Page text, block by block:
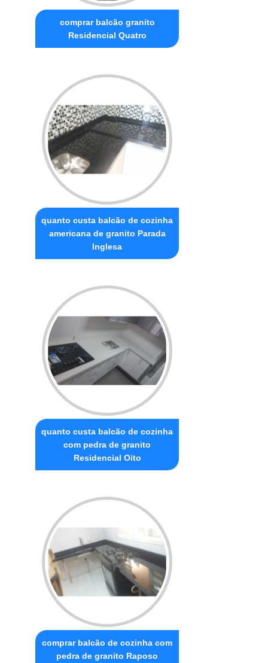
comprar balcão granito
Residencial Quatro
quanto custa balcão de cozinha
americana de granito Parada
Inglesa
quanto custa balcão de cozinha
com pedra de granito
Residencial Oito
comprar balcão de cozinha com
pedra de granito Raposo